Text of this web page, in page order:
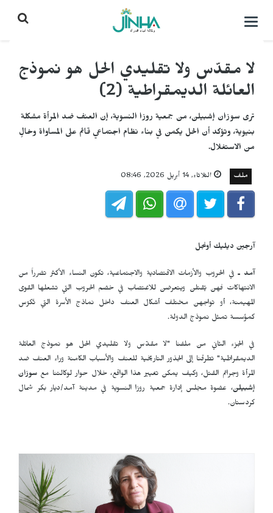
التحكم
لا مقدّس ولا تقليدي الحل هو نموذج
العائلة الديمقراطية (2)
ترى سوزان إشبيلن، من جمعية روزا النسوية، إن العنف ضد المرأة مشكلة
بنيوية، وتؤكد أن الحل يكمن في بناء نظام اجتماعي قائم على المساواة وخالٍ
من الاستغلال.
ملف الثلاثاء, 14 أبريل 2026, 08:46
آرجين ديليك أونجل
آمد ـ في الحروب والأزمات الاقتصادية والاجتماعية، تكون النساء الأكثر تضرراً من
الانتهاكات فهن يُقتلن ويتعرضن للاغتصاب في خضم الحروب التي تشعلها القوى
المهيمنة، أو تواجهن مختلف أشكال العنف داخل نماذج الأسرة التي تُكرّس
كمؤسسة تمثل نموذج الدولة.
في الجزء الثاني من ملفنا "لا مقدّس ولا تقليدي الحل هو نموذج العائلة
الديمقراطية" تطرقنا إلى الجذور التاريخية للعنف والأسباب الكامنة وراء العنف ضد
المرأة وجرائم القتل، وكيف يمكن تغيير هذا الواقع، خلال حوار لوكالتنا مع سوزان
إشبيلن، عضوة مجلس إدارة جمعية روزا النسوية في مدينة آمد/ديار بكر شمال
كردستان.